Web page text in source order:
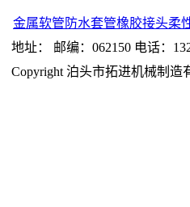
金属软管 防水套管橡胶接头柔
地址： 邮编：062150 电话：
Copyright 泊头市拓进机械制造